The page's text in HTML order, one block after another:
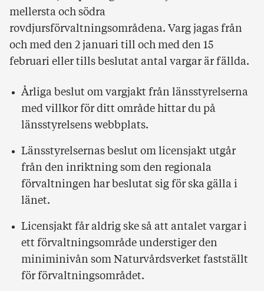
mellersta och södra
rovdjursförvaltningsområdena. Varg jagas från
och med den 2 januari till och med den 15
februari eller tills beslutat antal vargar är fällda.
Årliga beslut om vargjakt från länsstyrelserna
med villkor för ditt område hittar du på
länsstyrelsens webbplats.
Länsstyrelsernas beslut om licensjakt utgår
från den inriktning som den regionala
förvaltningen har beslutat sig för ska gälla i
länet.
Licensjakt får aldrig ske så att antalet vargar i
ett förvaltningsområde understiger den
miniminivån som Naturvårdsverket fastställt
för förvaltningsområdet.